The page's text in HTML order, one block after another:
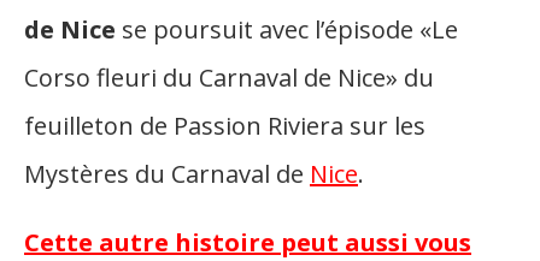
de Nice se poursuit avec l’épisode «Le
Corso fleuri du Carnaval de Nice» du
feuilleton de Passion Riviera sur les
Mystères du Carnaval de Nice.
Cette autre histoire peut aussi vous